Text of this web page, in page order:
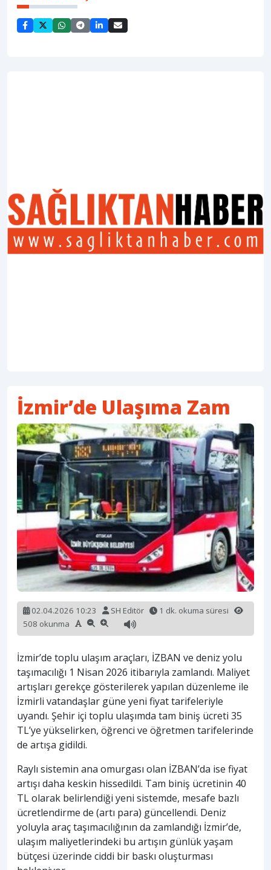
İzmir’de Ulaşıma Zam
02.04.2026 10:23 SH Editör
1 dk. okuma süresi
508 okunma
İzmir’de toplu ulaşım araçları, İZBAN ve deniz yolu
taşımacılığı 1 Nisan 2026 itibarıyla zamlandı. Maliyet
artışları gerekçe gösterilerek yapılan düzenleme ile
İzmirli vatandaşlar güne yeni fiyat tarifeleriyle
uyandı. Şehir içi toplu ulaşımda tam biniş ücreti 35
TL’ye yükselirken, öğrenci ve öğretmen tarifelerinde
de artışa gidildi.
Raylı sistemin ana omurgası olan İZBAN’da ise fiyat
artışı daha keskin hissedildi. Tam biniş ücretinin 40
TL olarak belirlendiği yeni sistemde, mesafe bazlı
ücretlendirme de (artı para) güncellendi. Deniz
yoluyla araç taşımacılığının da zamlandığı İzmir’de,
ulaşım maliyetlerindeki bu artışın günlük yaşam
bütçesi üzerinde ciddi bir baskı oluşturması